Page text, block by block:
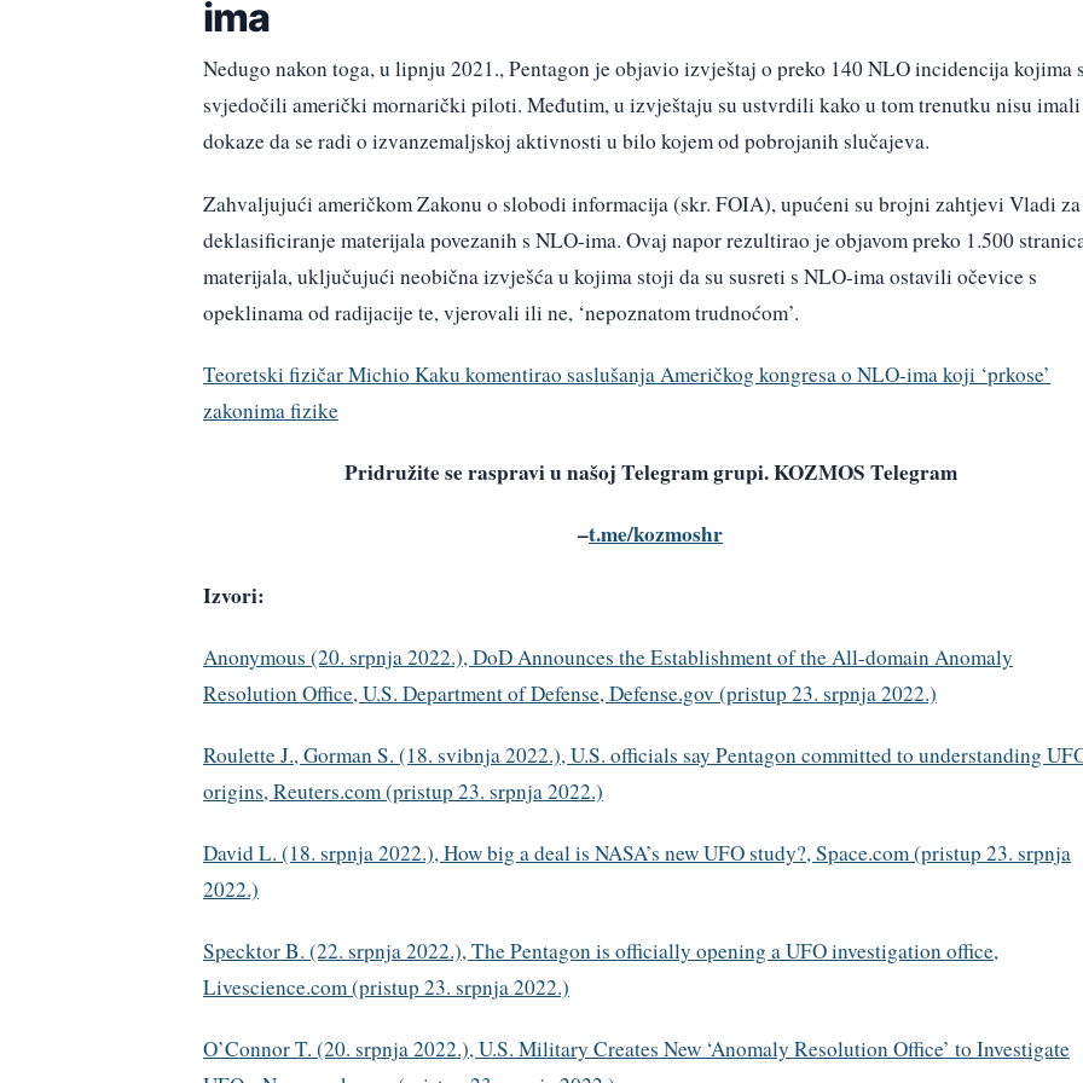
ima
Nedugo nakon toga, u lipnju 2021., Pentagon je objavio izvještaj o preko 140 NLO incidencija kojima
svjedočili američki mornarički piloti. Međutim, u izvještaju su ustvrdili kako u tom trenutku nisu imali
dokaze da se radi o izvanzemaljskoj aktivnosti u bilo kojem od pobrojanih slučajeva.
Zahvaljujući američkom Zakonu o slobodi informacija (skr. FOIA), upućeni su brojni zahtjevi Vladi za
deklasificiranje materijala povezanih s NLO-ima. Ovaj napor rezultirao je objavom preko 1.500
materijala, uključujući neobična izvješća u kojima stoji da su susreti s NLO-ima ostavili očevice s
opeklinama od radijacije te, vjerovali ili ne, ‘nepoznatom trudnoćom’.
Teoretski fizičar Michio Kaku komentirao saslušanja Američkog kongresa o NLO-ima koji ‘prkose’
zakonima fizike
Pridružite se raspravi u našoj Telegram grupi. KOZMOS Telegram
–t.me/kozmoshr
Izvori:
Anonymous (20. srpnja 2022.), DoD Announces the Establishment of the All-domain Anomaly
Resolution Office, U.S. Department of Defense, Defense.gov (pristup 23. srpnja 2022.)
Roulette J., Gorman S. (18. svibnja 2022.), U.S. officials say Pentagon committed to understanding
origins, Reuters.com (pristup 23. srpnja 2022.)
David L. (18. srpnja 2022.), How big a deal is NASA’s new UFO study?, Space.com (pristup 23. srpnja
2022.)
Specktor B. (22. srpnja 2022.), The Pentagon is officially opening a UFO investigation office,
Livescience.com (pristup 23. srpnja 2022.)
O’Connor T. (20. srpnja 2022.), U.S. Military Creates New ‘Anomaly Resolution Office’ to Investigate